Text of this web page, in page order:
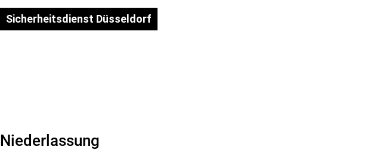
Sicherheitsdienst Düsseldorf
Niederlassung